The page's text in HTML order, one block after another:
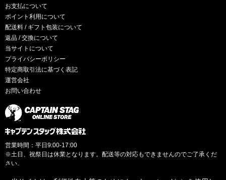
お支払について
ポイント利用について
配送料 / ギフト包装について
返品 / 交換について
当サイトについて
プライバシーポリシー
特定商取引法に基づく表記
運営会社
お問い合わせ
営業時間：平日9:00-17:00
※土日、祝祭日は休業となります。配送等の対応もできませんのでご了承くだ
さい。